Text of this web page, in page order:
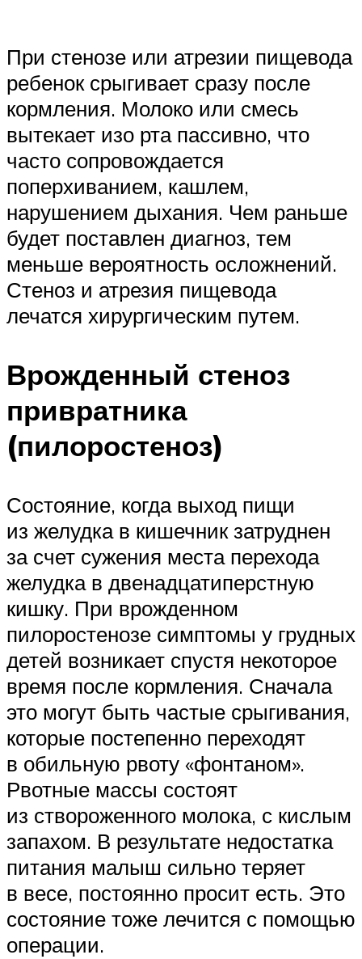
При стенозе или атрезии пищевода
ребенок срыгивает сразу после
кормления. Молоко или смесь
вытекает изо рта пассивно, что
часто сопровождается
поперхиванием, кашлем,
нарушением дыхания. Чем раньше
будет поставлен диагноз, тем
меньше вероятность осложнений.
Стеноз и атрезия пищевода
лечатся хирургическим путем.
Врожденный стеноз
привратника
(пилоростеноз)
Состояние, когда выход пищи
из желудка в кишечник затруднен
за счет сужения места перехода
желудка в двенадцатиперстную
кишку. При врожденном
пилоростенозе симптомы у грудных
детей возникает спустя некоторое
время после кормления. Сначала
это могут быть частые срыгивания,
которые постепенно переходят
в обильную рвоту «фонтаном».
Рвотные массы состоят
из створоженного молока, с кислым
запахом. В результате недостатка
питания малыш сильно теряет
в весе, постоянно просит есть. Это
состояние тоже лечится с помощью
операции.